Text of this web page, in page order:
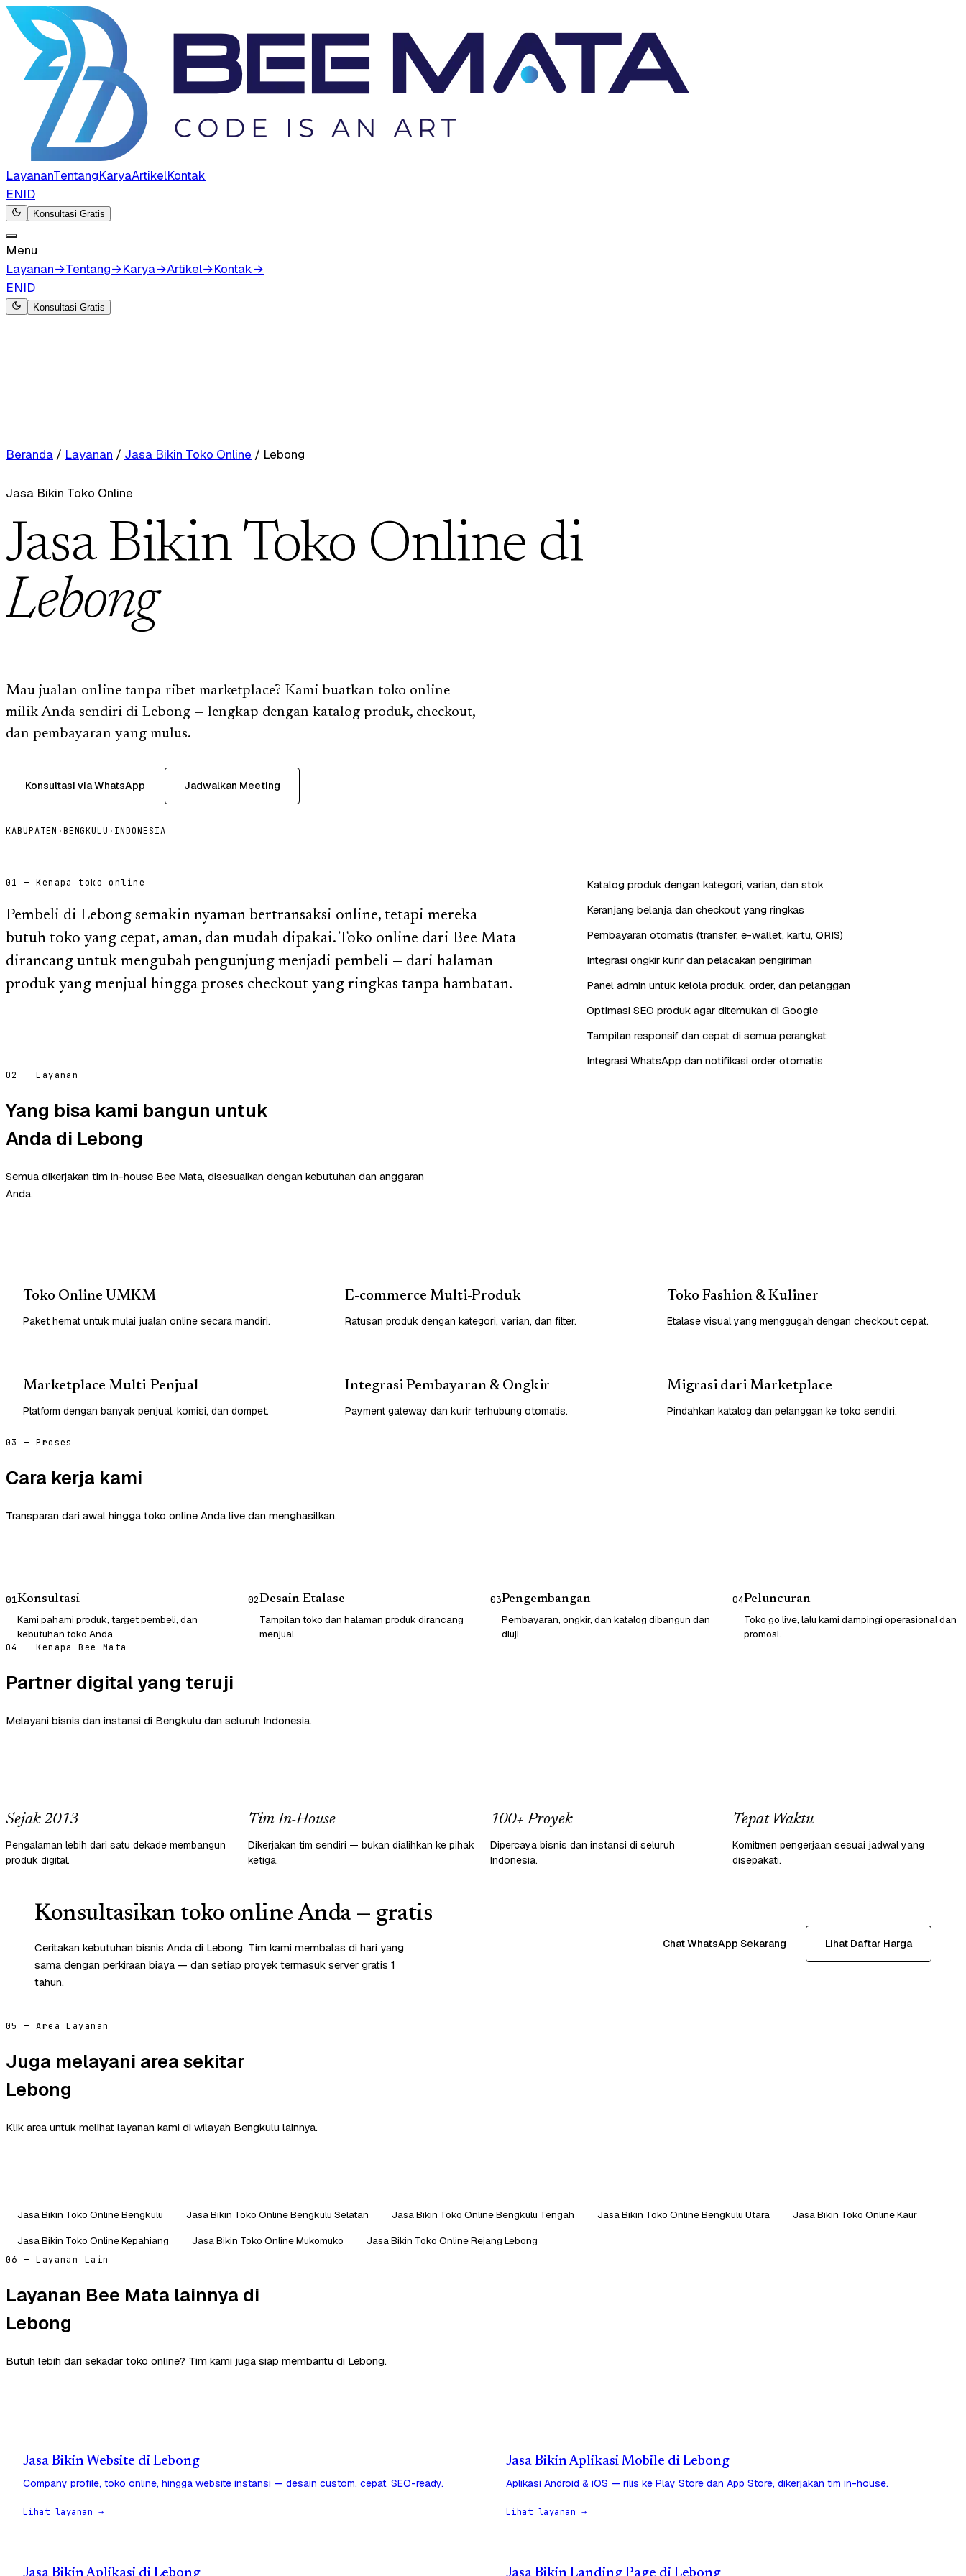
LayananTentangKaryaArtikelKontak
ENID
Konsultasi Gratis
Menu
Layanan→Tentang→Karya→Artikel→Kontak→
ENID
Konsultasi Gratis
Beranda / Layanan / Jasa Bikin Toko Online / Lebong
Jasa Bikin Toko Online
Jasa Bikin Toko Online di
Lebong
Mau jualan online tanpa ribet marketplace? Kami buatkan toko online
milik Anda sendiri di Lebong — lengkap dengan katalog produk, checkout,
dan pembayaran yang mulus.
Konsultasi via WhatsApp Jadwalkan Meeting
KABUPATEN ·BENGKULU · INDONESIA
01 — Kenapa toko online
Pembeli di Lebong semakin nyaman bertransaksi online, tetapi mereka
butuh toko yang cepat, aman, dan mudah dipakai. Toko online dari Bee Mata
dirancang untuk mengubah pengunjung menjadi pembeli — dari halaman
produk yang menjual hingga proses checkout yang ringkas tanpa hambatan.
Katalog produk dengan kategori, varian, dan stok
Keranjang belanja dan checkout yang ringkas
Pembayaran otomatis (transfer, e-wallet, kartu, QRIS)
Integrasi ongkir kurir dan pelacakan pengiriman
Panel admin untuk kelola produk, order, dan pelanggan
Optimasi SEO produk agar ditemukan di Google
Tampilan responsif dan cepat di semua perangkat
Integrasi WhatsApp dan notifikasi order otomatis
02 — Layanan
Yang bisa kami bangun untuk
Anda di Lebong
Semua dikerjakan tim in-house Bee Mata, disesuaikan dengan kebutuhan dan anggaran
Anda.
Toko Online UMKM
Paket hemat untuk mulai jualan online secara mandiri.
E-commerce Multi-Produk
Ratusan produk dengan kategori, varian, dan filter.
Toko Fashion & Kuliner
Etalase visual yang menggugah dengan checkout cepat.
Marketplace Multi-Penjual
Platform dengan banyak penjual, komisi, dan dompet.
Integrasi Pembayaran & Ongkir
Payment gateway dan kurir terhubung otomatis.
Migrasi dari Marketplace
Pindahkan katalog dan pelanggan ke toko sendiri.
03 — Proses
Cara kerja kami
Transparan dari awal hingga toko online Anda live dan menghasilkan.
01Konsultasi
Kami pahami produk, target pembeli, dan
kebutuhan toko Anda.
02Desain Etalase
Tampilan toko dan halaman produk dirancang
menjual.
03Pengembangan
Pembayaran, ongkir, dan katalog dibangun dan
diuji.
04Peluncuran
Toko go live, lalu kami dampingi operasional dan
promosi.
04 — Kenapa Bee Mata
Partner digital yang teruji
Melayani bisnis dan instansi di Bengkulu dan seluruh Indonesia.
Sejak 2013
Pengalaman lebih dari satu dekade membangun
produk digital.
Tim In-House
Dikerjakan tim sendiri — bukan dialihkan ke pihak
ketiga.
100+ Proyek
Dipercaya bisnis dan instansi di seluruh
Indonesia.
Tepat Waktu
Komitmen pengerjaan sesuai jadwal yang
disepakati.
Konsultasikan toko online Anda — gratis
Ceritakan kebutuhan bisnis Anda di Lebong. Tim kami membalas di hari yang
sama dengan perkiraan biaya — dan setiap proyek termasuk server gratis 1
tahun.
Chat WhatsApp Sekarang Lihat Daftar Harga
05 — Area Layanan
Juga melayani area sekitar
Lebong
Klik area untuk melihat layanan kami di wilayah Bengkulu lainnya.
Jasa Bikin Toko Online Bengkulu Jasa Bikin Toko Online Bengkulu Selatan Jasa Bikin Toko Online Bengkulu Tengah Jasa Bikin Toko Online Bengkulu Utara
Jasa Bikin Toko Online Kaur
Jasa Bikin Toko Online Kepahiang
Jasa Bikin Toko Online Mukomuko Jasa Bikin Toko Online Rejang Lebong
06 — Layanan Lain
Layanan Bee Mata lainnya di
Lebong
Butuh lebih dari sekadar toko online? Tim kami juga siap membantu di Lebong.
Jasa Bikin Website di Lebong
Company profile, toko online, hingga website instansi — desain custom, cepat, SEO-ready.
Lihat layanan →
Jasa Bikin Aplikasi Mobile di Lebong
Aplikasi Android & iOS — rilis ke Play Store dan App Store, dikerjakan tim in-house.
Lihat layanan →